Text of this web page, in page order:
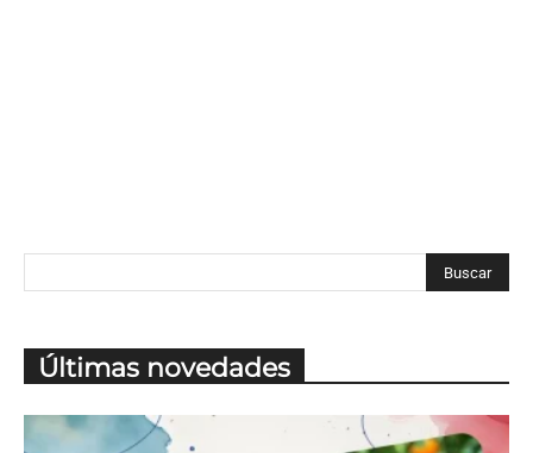
Últimas novedades